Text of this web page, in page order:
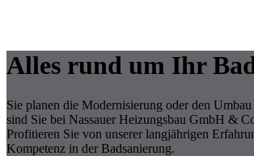
Alles rund um Ihr
Sie planen die Modernisierung oder den
sind Sie bei Nassauer Heizungsbau GmbH &
Profitieren Sie von unserer langjährigen
Kompetenz in der Badsanierung.